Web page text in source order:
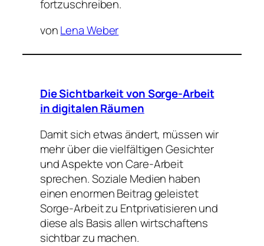
fortzuschreiben.
vonLena Weber
Die Sichtbarkeit von Sorge-Arbeit
in digitalen Räumen
Damit sich etwas ändert, müssen wir
mehr über die vielfältigen Gesichter
und Aspekte von Care-Arbeit
sprechen. Soziale Medien haben
einen enormen Beitrag geleistet
Sorge-Arbeit zu Entprivatisieren und
diese als Basis allen wirtschaftens
sichtbar zu machen.